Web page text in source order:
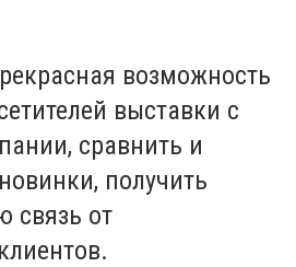
возможность
выставки с
сравнить и
получить
связь от